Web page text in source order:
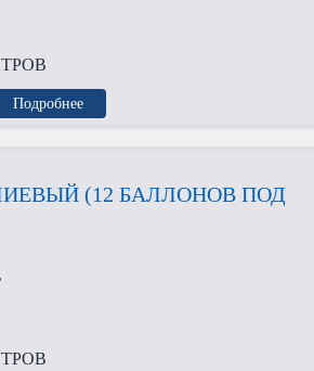
Подробнее
(12 БАЛЛОНОВ ПОД